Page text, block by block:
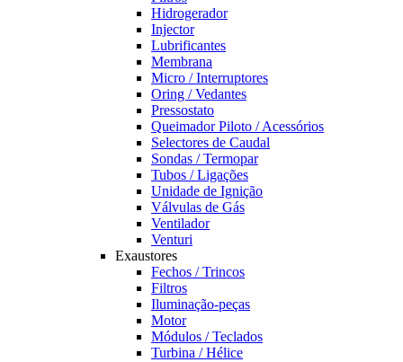
Hidrogerador
Injector
Lubrificantes
Membrana
Micro / Interruptores
Oring / Vedantes
Pressostato
Queimador Piloto / Acessórios
Selectores de Caudal
Sondas / Termopar
Tubos / Ligações
Unidade de Ignição
Válvulas de Gás
Ventilador
Venturi
Exaustores
Fechos / Trincos
Filtros
Iluminação-peças
Motor
Módulos / Teclados
Turbina / Hélice